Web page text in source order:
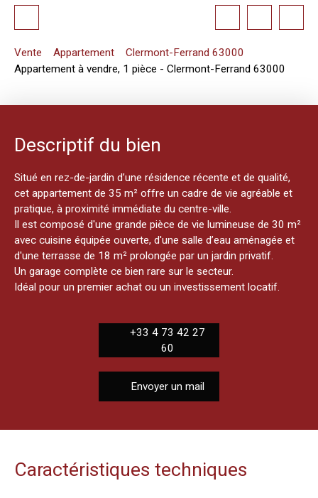
Vente Appartement
Clermont-Ferrand 63000
Appartement à vendre, 1 pièce - Clermont-Ferrand 63000
Descriptif du bien
Situé en rez-de-jardin d’une résidence récente et de qualité,
cet appartement de 35 m² offre un cadre de vie agréable et
pratique, à proximité immédiate du centre-ville.
Il est composé d'une grande pièce de vie lumineuse de 30 m²
avec cuisine équipée ouverte, d'une salle d’eau aménagée et
d'une terrasse de 18 m² prolongée par un jardin privatif.
Un garage complète ce bien rare sur le secteur.
Idéal pour un premier achat ou un investissement locatif.
+33 4 73 42 27
60
Envoyer un mail
Caractéristiques techniques